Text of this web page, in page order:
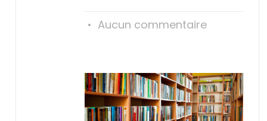
Aucun commentaire